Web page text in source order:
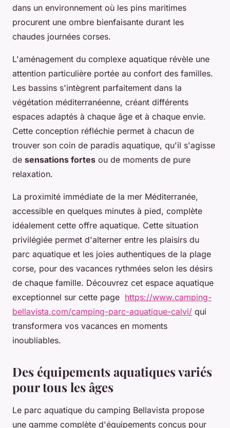
dans un environnement où les pins maritimes
procurent une ombre bienfaisante durant les
chaudes journées corses.
L'aménagement du complexe aquatique révèle une
attention particulière portée au confort des familles.
Les bassins s'intègrent parfaitement dans la
végétation méditerranéenne, créant différents
espaces adaptés à chaque âge et à chaque envie.
Cette conception réfléchie permet à chacun de
trouver son coin de paradis aquatique, qu'il s'agisse
de sensations fortes ou de moments de pure
relaxation.
La proximité immédiate de la mer Méditerranée,
accessible en quelques minutes à pied, complète
idéalement cette offre aquatique. Cette situation
privilégiée permet d'alterner entre les plaisirs du
parc aquatique et les joies authentiques de la plage
corse, pour des vacances rythmées selon les désirs
de chaque famille. Découvrez cet espace aquatique
exceptionnel sur cette page https://www.camping-
bellavista.com/camping-parc-aquatique-calvi/ qui
transformera vos vacances en moments
inoubliables.
Des équipements aquatiques variés
pour tous les âges
Le parc aquatique du camping Bellavista propose
une gamme complète d'équipements conçus pour